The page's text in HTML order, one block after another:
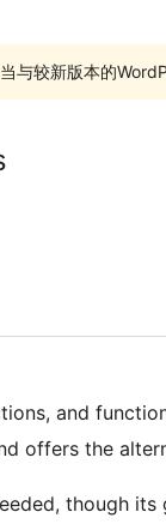
与较新版本的
and
offers the
though